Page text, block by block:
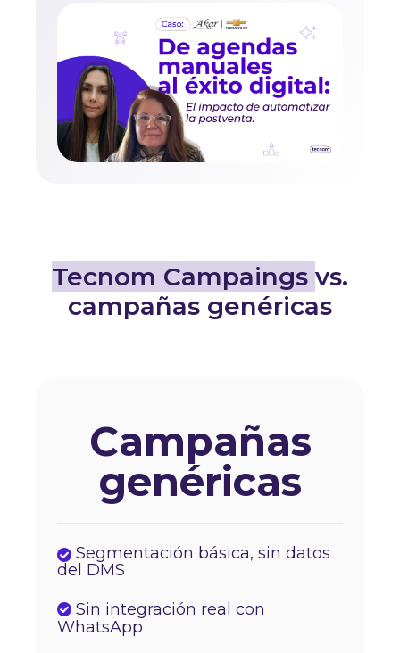
Tecnom Campaings vs.
campañas genéricas
Campañas
genéricas
Segmentación básica, sin datos
del DMS
Sin integración real con
WhatsApp